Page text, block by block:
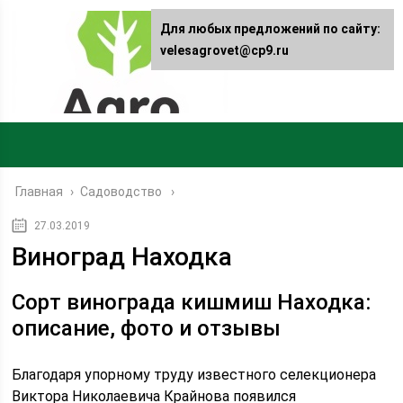
Главная › Садоводство
27.03.2019
Виноград Находка
Сорт винограда кишмиш Находка:
описание, фото и отзывы
Благодаря упорному труду известного селекционера
Виктора Николаевича Крайнова появился
Для любых предложений по сайту:
velesagrovet@cp9.ru